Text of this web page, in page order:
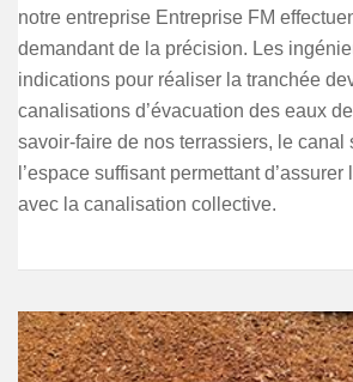
notre entreprise Entreprise FM
demandant de la précision. Les
indications pour réaliser la tranchée
canalisations d’évacuation des eaux
savoir-faire de nos terrassiers, le canal
l’espace suffisant permettant
avec la canalisation collective.